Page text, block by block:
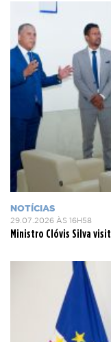
NOTÍCIAS
29.07.2026 ÀS 16H58
Ministro Clóvis Silva